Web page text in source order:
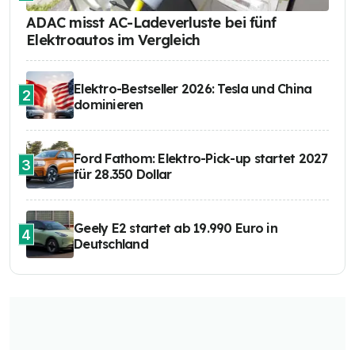
ADAC misst AC-Ladeverluste bei fünf
Elektroautos im Vergleich
2
Elektro-Bestseller 2026: Tesla und China
dominieren
3
Ford Fathom: Elektro-Pick-up startet 2027
für 28.350 Dollar
4
Geely E2 startet ab 19.990 Euro in
Deutschland